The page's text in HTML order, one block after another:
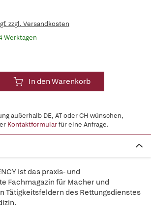
zzgl. Versandkosten
Werktagen
In den Warenkorb
außerhalb DE, AT oder CH wünschen,
Kontaktformularfür eine Anfrage.
ist das praxis- und
Fachmagazin für Macher und
Tätigkeitsfeldern des Rettungsdienstes